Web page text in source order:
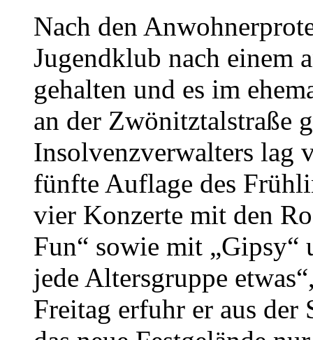
Nach den
Jugendklub nach einem
gehalten und es im
an der Zwönitztalstraße
Insolvenzverwalters lag
fünfte Auflage des
vier Konzerte mit den
Fun“ sowie mit „Gipsy“
jede Altersgruppe
Freitag erfuhr er aus der